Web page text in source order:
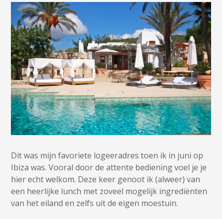
Dit was mijn favoriete logeeradres toen ik in juni op
Ibiza was. Vooral door de attente bediening voel je je
hier echt welkom. Deze keer genoot ik (alweer) van
een heerlijke lunch met zoveel mogelijk ingrediënten
van het eiland en zelfs uit de eigen moestuin.